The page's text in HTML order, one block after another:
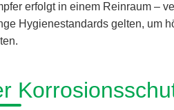
erfolgt in einem Reinraum –
Hygienestandards gelten, um